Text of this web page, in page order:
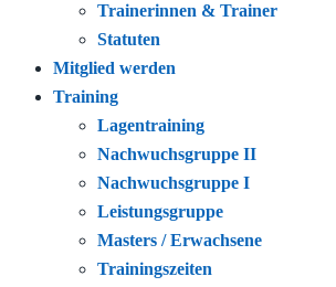
Trainerinnen & Trainer
Statuten
Mitglied werden
Training
Lagentraining
Nachwuchsgruppe II
Nachwuchsgruppe I
Leistungsgruppe
Masters / Erwachsene
Trainingszeiten